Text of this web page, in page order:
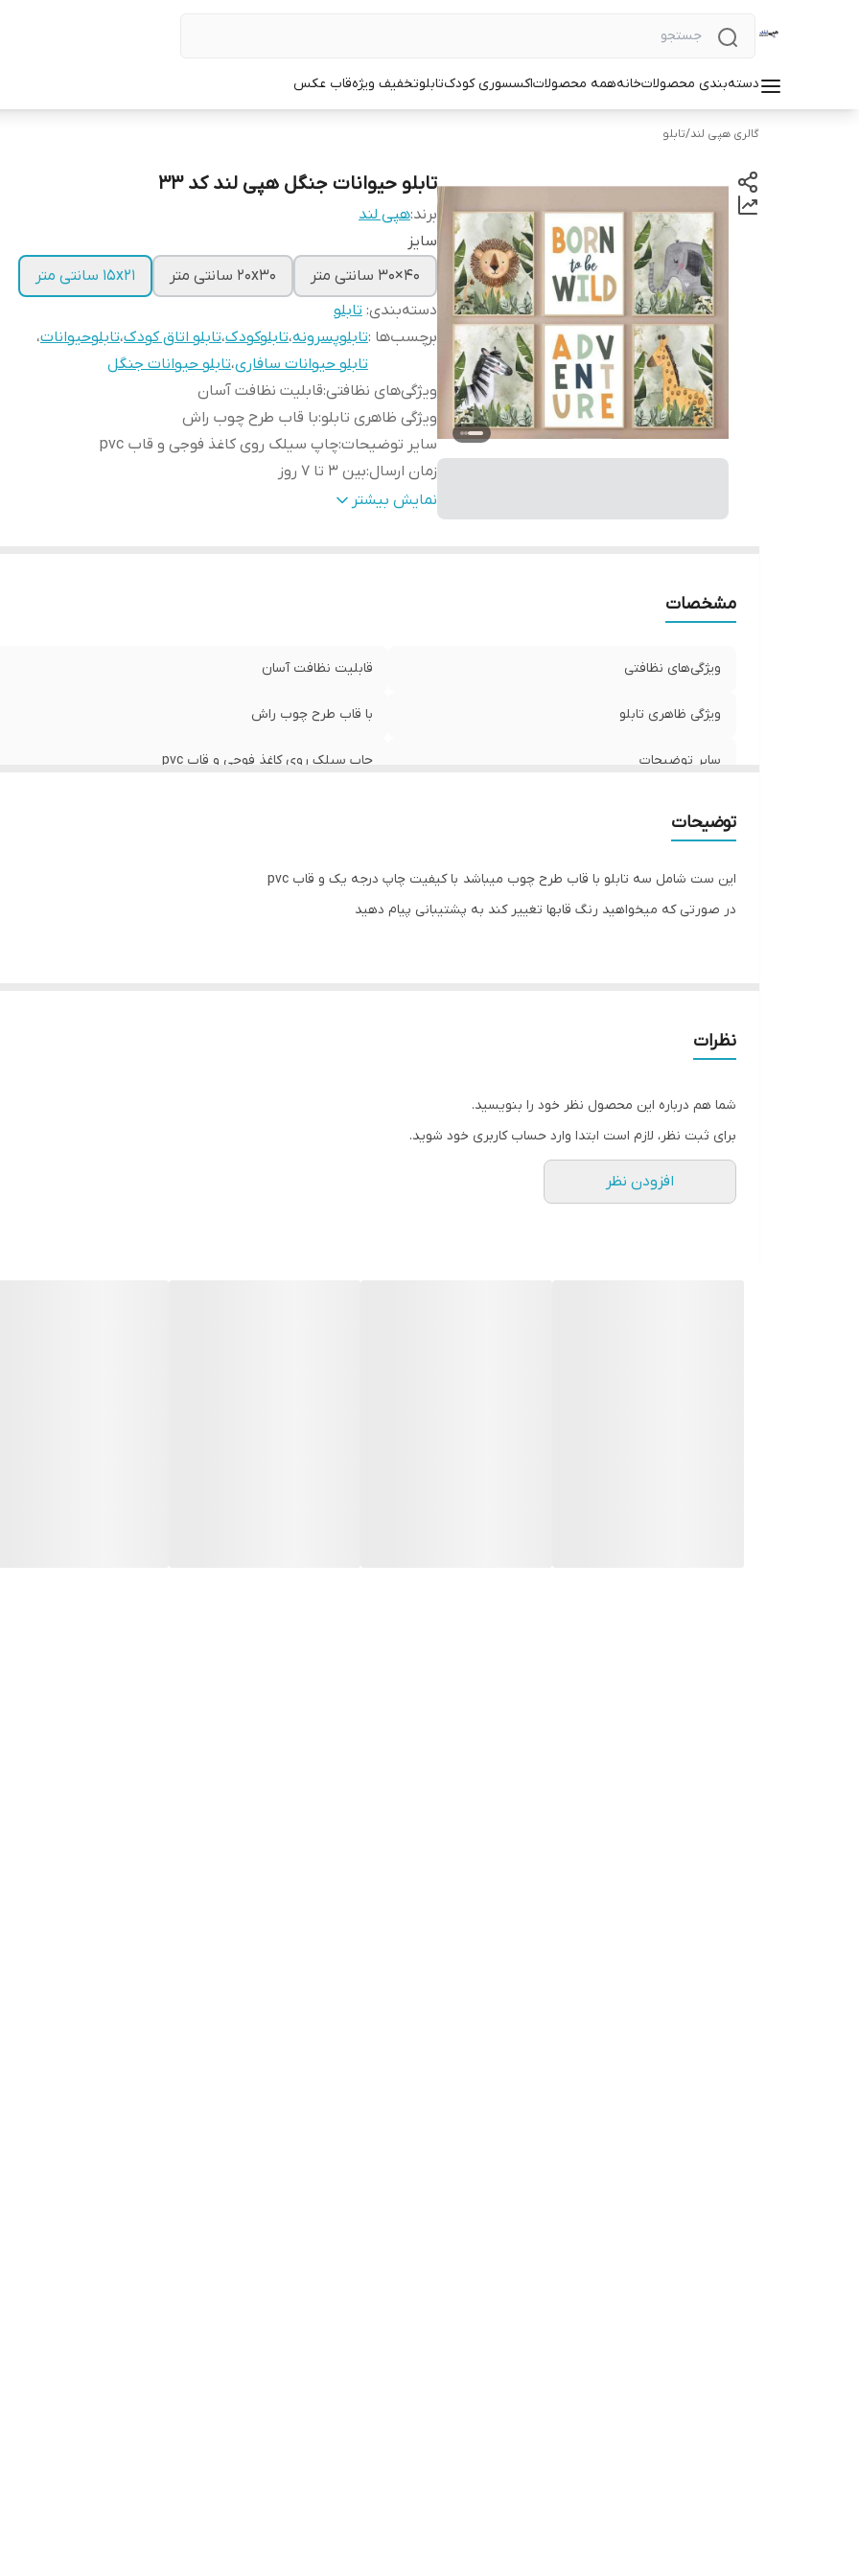
دسته‌بندی محصولاتخانههمه محصولاتاکسسوری کودکتابلوتخفیف ویژهقاب عکس
گالری هپی لند/تابلو
تابلو حیوانات جنگل هپی لند کد 33
برند:هپی لند
سایز
40×30 سانتی متر
20x30 سانتی متر
15x21 سانتی متر
دسته‌بندی: تابلو
برچسب‌ها :تابلوپسرونه،تابلوکودک،تابلو اتاق کودک،تابلوحیوانات،
تابلو حیوانات سافاری،تابلو حیوانات جنگل
ویژگی‌های نظافتی:قابلیت نظافت آسان
ویژگی ظاهری تابلو:با قاب طرح چوب راش
سایر توضیحات:چاپ سیلک روی کاغذ فوجی و قاب pvc
زمان ارسال:بین 3 تا 7 روز
ویژگی‌های مقاومتی
نمایش بیشتر
مشخصات
ویژگی‌های نظافتی قابلیت نظافت آسان
ویژگی ظاهری تابلو با قاب طرح چوب راش
سایر توضیحات چاپ سیلک روی کاغذ فوجی و قاب pvc
توضیحات
این ست شامل سه تابلو با قاب طرح چوب میباشد با کیفیت چاپ درجه یک و قاب pvc
در صورتی که میخواهید رنگ قابها تغییر کند به پشتیبانی پیام دهید
نظرات
شما هم درباره این محصول نظر خود را بنویسید.
برای ثبت نظر، لازم است ابتدا وارد حساب کاربری خود شوید.
افزودن نظر